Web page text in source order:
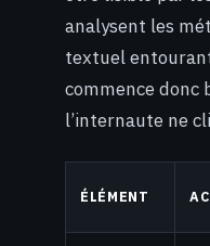
analysent les
textuel
commence donc
l’internaute ne
ÉLÉMENT